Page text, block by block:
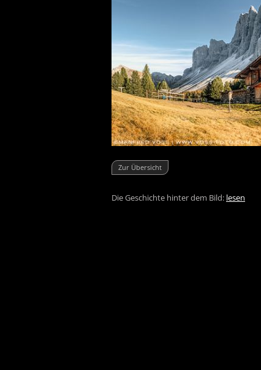
Zur Übersicht
Die Geschichte hinter dem Bild: lesen